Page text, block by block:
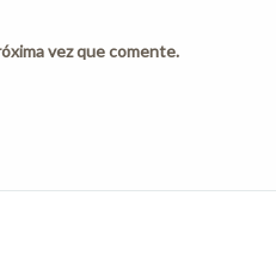
vez que comente.